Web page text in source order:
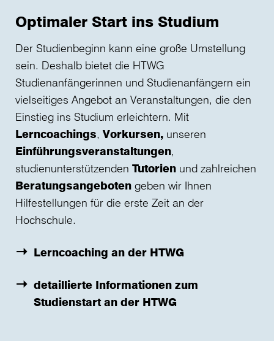
Optimaler Start ins Studium
Der Studienbeginn kann eine große Umstellung
sein. Deshalb bietet die HTWG
Studienanfängerinnen und Studienanfängern ein
vielseitiges Angebot an Veranstaltungen, die den
Einstieg ins Studium erleichtern. Mit
Lerncoachings, Vorkursen, unseren
Einführungsveranstaltungen,
studienunterstützenden Tutorien und zahlreichen
Beratungsangeboten geben wir Ihnen
Hilfestellungen für die erste Zeit an der
Hochschule.
Lerncoaching an der HTWG
detaillierte Informationen zum
Studienstart an der HTWG